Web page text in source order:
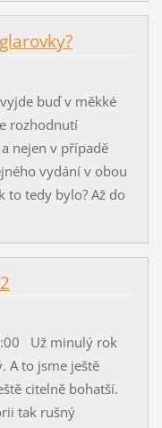
buď v měkké
rozhodnutí
nejen v případě
vydání v obou
to tedy bylo? Až do
Už minulý rok
A to jsme ještě
citelně bohatší.
tak rušný